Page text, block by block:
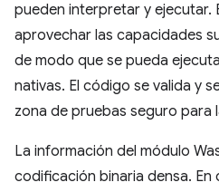
pueden interpretar y ejecutar.
aprovechar las capacidades
de modo que se pueda
nativas. El código se valida y
zona de pruebas seguro para
La información del módulo
codificación binaria densa. En